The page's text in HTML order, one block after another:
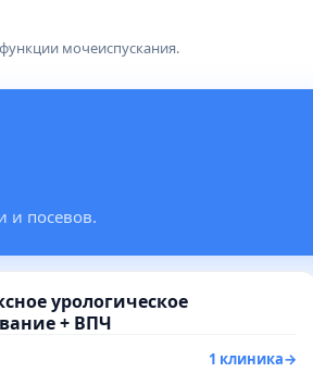
мочеиспускания.
и посевов.
урологическое
+ ВПЧ
1 клиника→